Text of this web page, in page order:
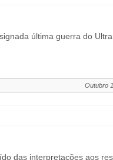
última guerra do
Outubro
das interpretações aos